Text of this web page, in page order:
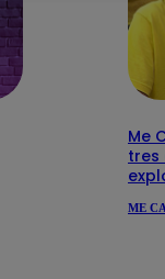
Me
tres
ME